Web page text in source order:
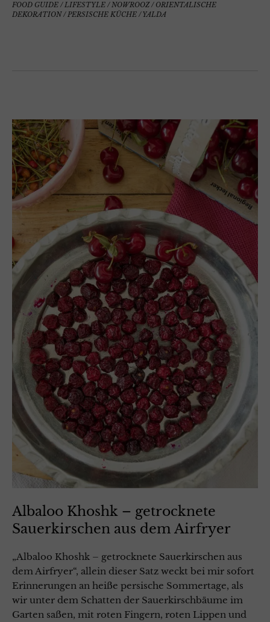
FOOD GUIDE /LIFESTYLE /NOWROOZ/ ORIENTALISCHE
DEKORATION/PERSISCHE KÜCHE /YALDA
Albaloo Khoshk – getrocknete
Sauerkirschen aus dem Airfryer
„Albaloo Khoshk – getrocknete Sauerkirschen aus
dem Airfryer“, allein dieser Satz weckt bei mir sofort
Erinnerungen an heiße persische Sommertage, als
wir unter dem Schatten der Sauerkirschbäume im
Garten saßen, mit roten Fingern, roten Lippen und